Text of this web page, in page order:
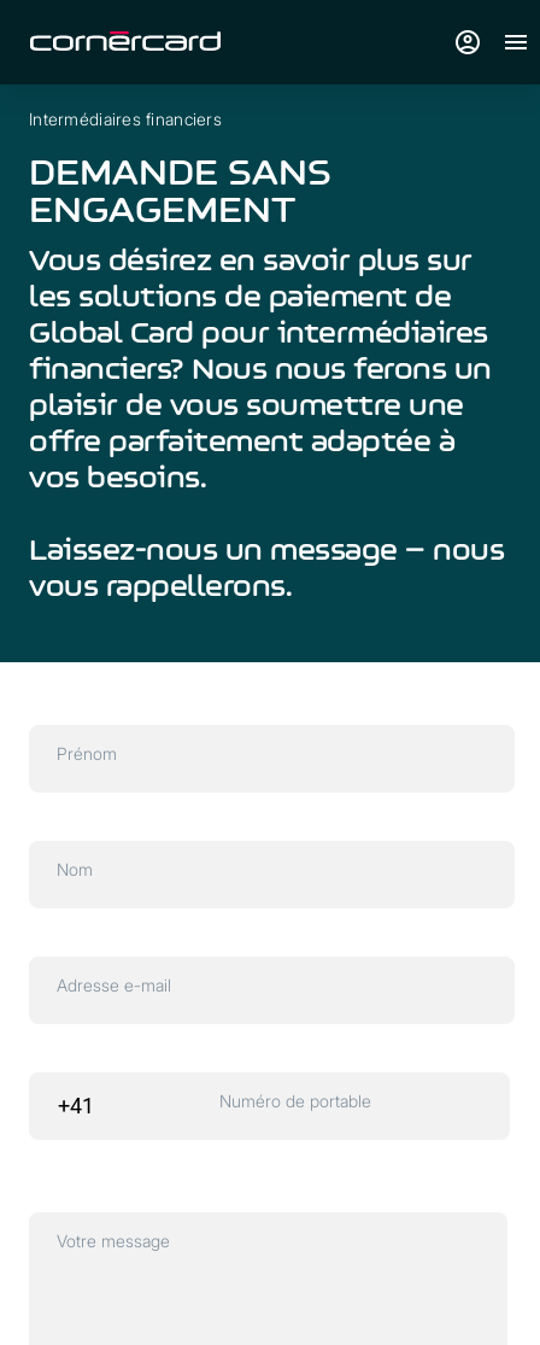
Intermédiaires financiers
DEMANDE SANS
ENGAGEMENT
Vous désirez en savoir plus sur
les solutions de paiement de
Global Card pour intermédiaires
financiers? Nous nous ferons un
plaisir de vous soumettre une
offre parfaitement adaptée à
vos besoins.
Laissez-nous un message – nous
vous rappellerons.
Prénom
Nom
Adresse e-mail
Numéro de portable
Votre message
account_circle menu